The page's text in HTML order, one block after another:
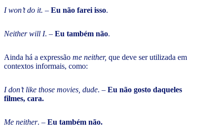
I won’t do it. – Eu não farei isso.
Neither will I. – Eu também não.
Ainda há a expressão me neither, que deve ser utilizada em
contextos informais, como:
I don’t like those movies, dude. – Eu não gosto daqueles
filmes, cara.
Me neither. – Eu também não.